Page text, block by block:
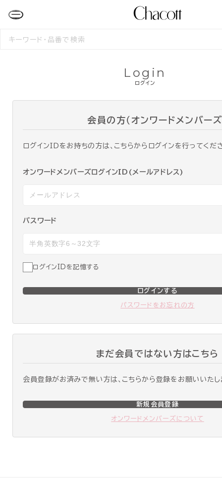
検
ログイン
Login
会員の方（オンワードメンバーズ
ログインIDをお持ちの方は、こちらからログインを行ってくだ
オンワードメンバーズログインID(メールアドレス)
パスワード
ログインIDを記憶する
ログインする
パスワードをお忘れの方
まだ会員ではない方はこちら
会員登録がお済みで無い方は、こちらから登録をお願いいたし
新規会員登録
オンワードメンバーズについて